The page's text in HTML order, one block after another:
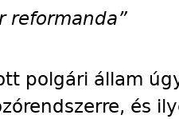
reformanda”
polgári állam
és